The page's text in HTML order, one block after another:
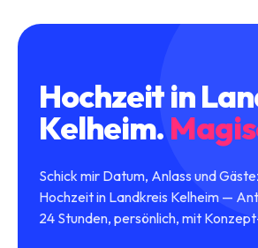
Hochzeitin
Kelheim.
Schick mir Datum, Anlass und
Hochzeit in Landkreis Kelheim —
24 Stunden, persönlich, mit